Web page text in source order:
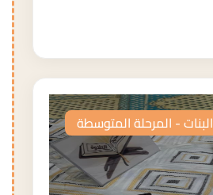
البنات - المرحلة المتوسطة